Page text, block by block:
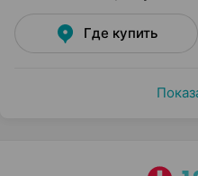
Где купить